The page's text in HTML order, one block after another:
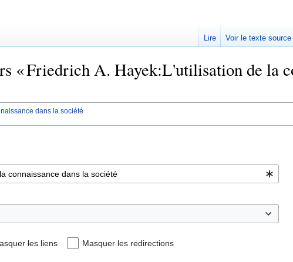
« Friedrich A. Hayek:L'utilisation de la
dans la société
les liens Masquer les redirections
Lire Voir le texte source